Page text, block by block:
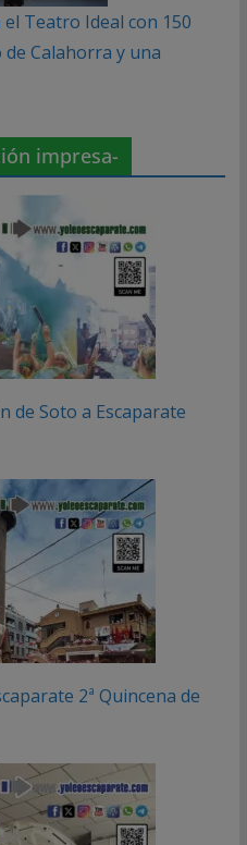
el Teatro Ideal con 150
Calahorra y una
impresa-
de Soto a Escaparate
2ª Quincena de